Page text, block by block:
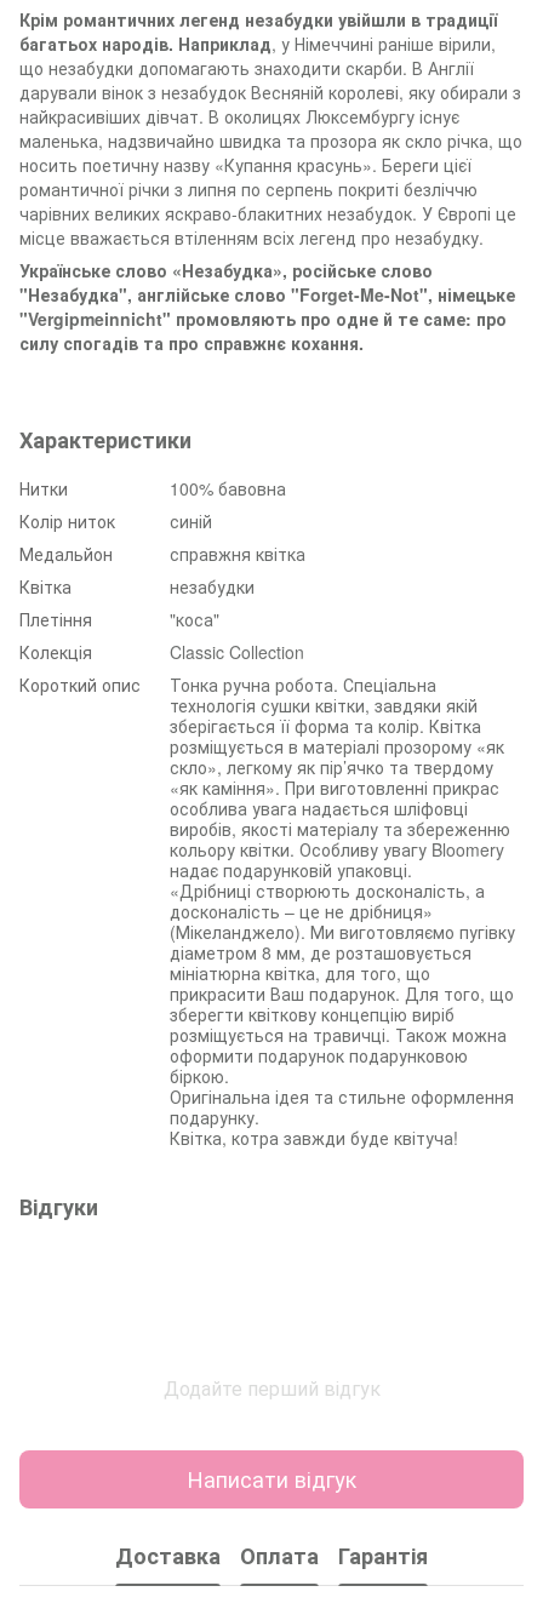
Крім романтичних легенд незабудки увійшли в традиції
багатьох народів. Наприклад, у Німеччині раніше вірили,
що незабудки допомагають знаходити скарби. В Англії
дарували вінок з незабудок Весняній королеві, яку обирали з
найкрасивіших дівчат. В околицях Люксембургу існує
маленька, надзвичайно швидка та прозора як скло річка, що
носить поетичну назву «Купання красунь». Береги цієї
романтичної річки з липня по серпень покриті безліччю
чарівних великих яскраво-блакитних незабудок. У Європі це
місце вважається втіленням всіх легенд про незабудку.
Українське слово «Незабудка», російське слово
"Незабудка", англійське слово "Forget-Me-Not", німецьке
"Vergipmeinnicht" промовляють про одне й те саме: про
силу спогадів та про справжнє кохання.
Характеристики
Нитки
100% бавовна
Колір ниток
синій
Медальйон
справжня квітка
Квітка
незабудки
Плетіння
"коса"
Колекція
Classic Collection
Короткий опис
Тонка ручна робота. Спеціальна
технологія сушки квітки, завдяки якій
зберігається її форма та колір. Квітка
розміщується в матеріалі прозорому «як
скло», легкому як пір’ячко та твердому
«як каміння». При виготовленні прикрас
особлива увага надається шліфовці
виробів, якості матеріалу та збереженню
кольору квітки. Особливу увагу Bloomery
надає подарунковій упаковці.
«Дрібниці створюють досконалість, а
досконалість – це не дрібниця»
(Мікеланджело). Ми виготовляємо пугівку
діаметром 8 мм, де розташовується
мініатюрна квітка, для того, що
прикрасити Ваш подарунок. Для того, що
зберегти квіткову концепцію виріб
розміщується на травичці. Також можна
оформити подарунок подарунковою
біркою.
Оригінальна ідея та стильне оформлення
подарунку.
Квітка, котра завжди буде квітуча!
Відгуки
Додайте перший відгук
Написати відгук
Доставка Оплата Гарантія